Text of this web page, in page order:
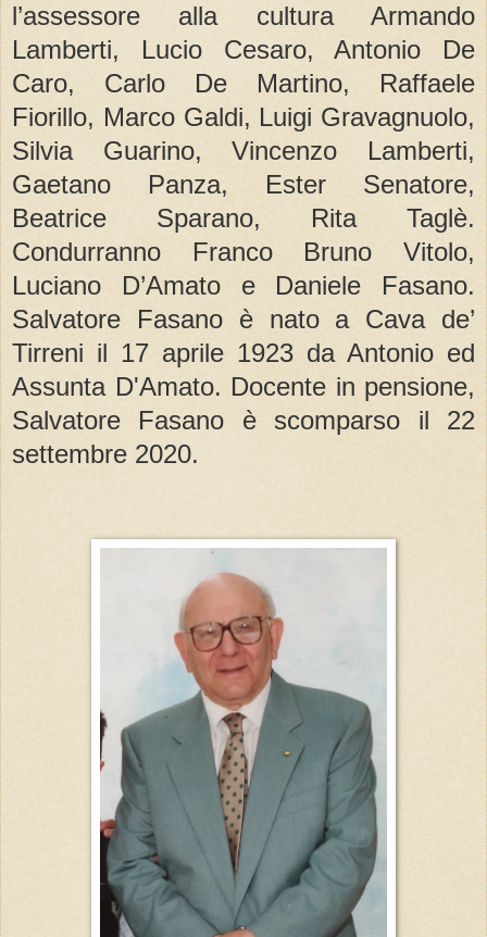
l’assessore alla cultura Armando
Lamberti, Lucio Cesaro, Antonio De
Caro, Carlo De Martino, Raffaele
Fiorillo, Marco Galdi, Luigi Gravagnuolo,
Silvia Guarino, Vincenzo Lamberti,
Gaetano Panza, Ester Senatore,
Beatrice Sparano, Rita Taglè.
Condurranno Franco Bruno Vitolo,
Luciano D’Amato e Daniele Fasano.
Salvatore Fasano è nato a Cava de’
Tirreni il 17 aprile 1923 da Antonio ed
Assunta D'Amato. Docente in pensione,
Salvatore Fasano è scomparso il 22
settembre 2020.